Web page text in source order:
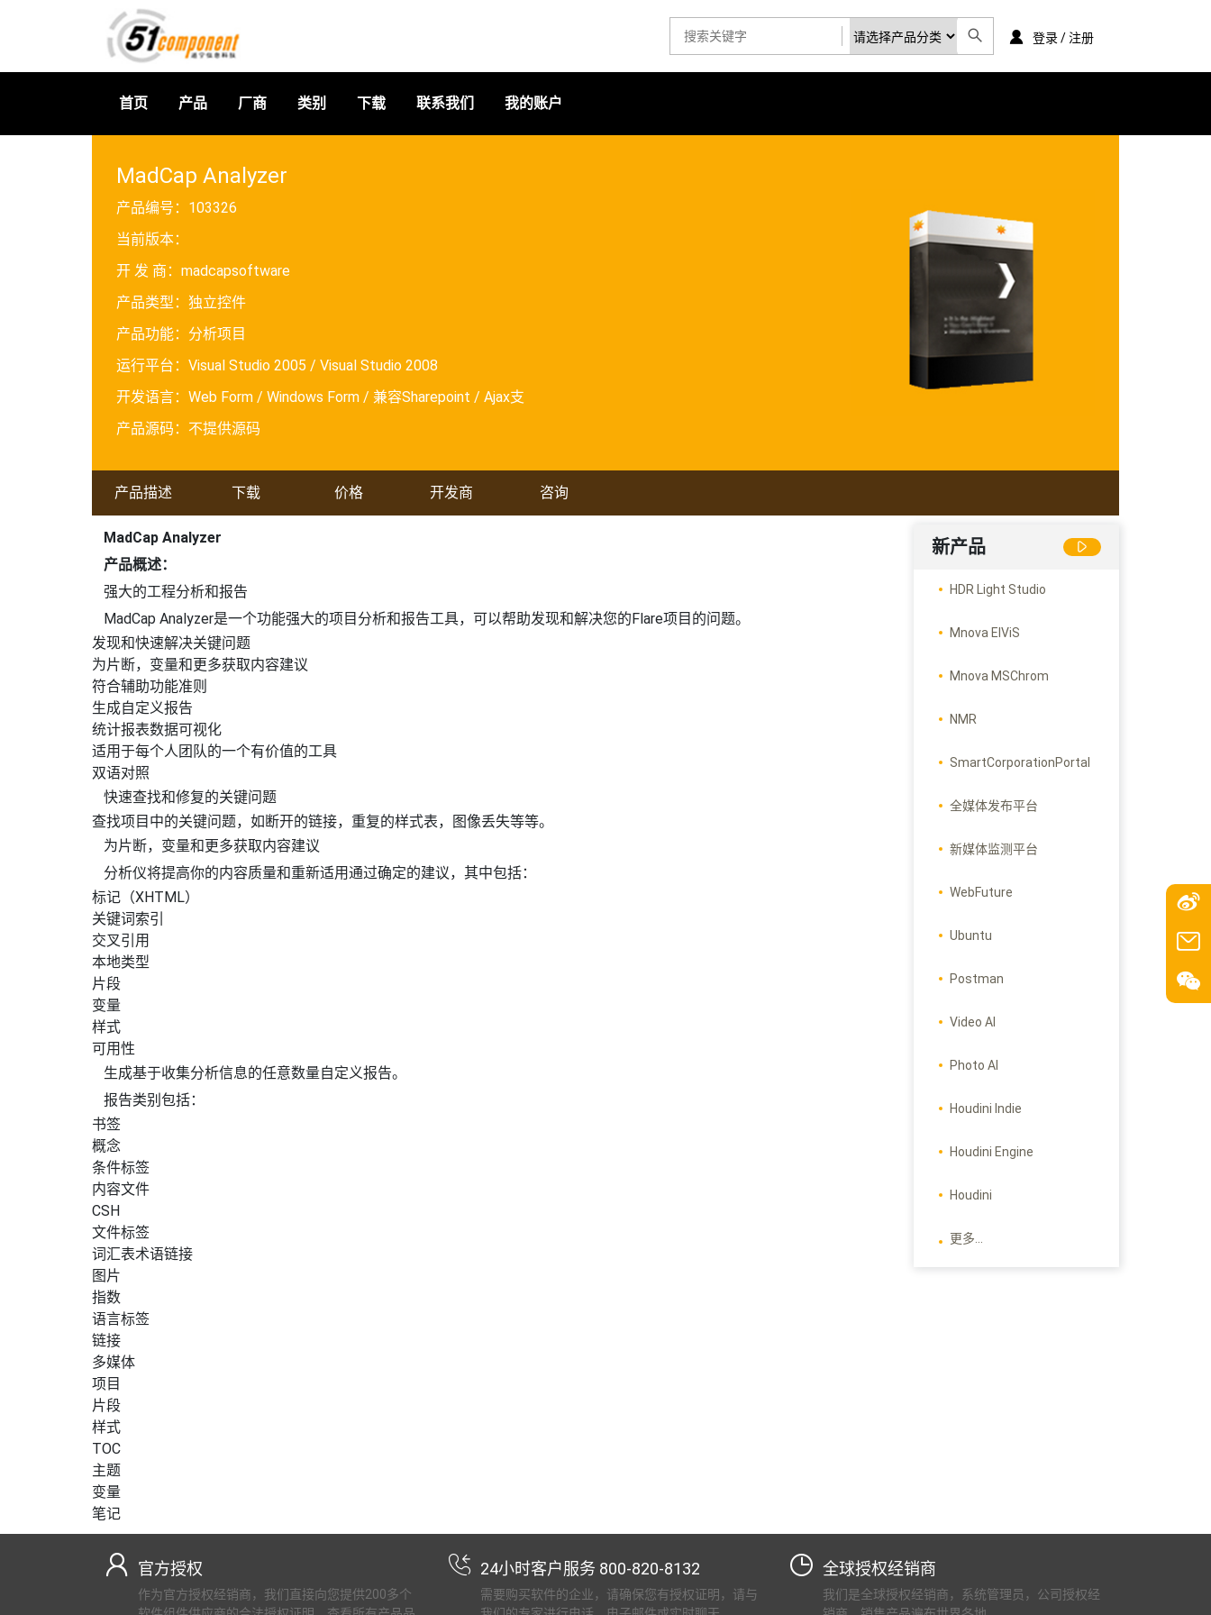
登录 / 注册
首页 产品 厂商 类别 下载 联系我们 我的账户
MadCap Analyzer
产品编号： 103326
当前版本：
开 发 商： madcapsoftware
产品类型： 独立控件
产品功能： 分析项目
运行平台： Visual Studio 2005 / Visual Studio 2008
开发语言： Web Form / Windows Form / 兼容Sharepoint / Ajax支
产品源码： 不提供源码
产品描述 下载 价格 开发商 咨询
MadCap Analyzer
产品概述：
强大的工程分析和报告
MadCap Analyzer是一个功能强大的项目分析和报告工具，可以帮助发现和解决您的Flare项目的问题。
发现和快速解决关键问题
为片断，变量和更多获取内容建议
符合辅助功能准则
生成自定义报告
统计报表数据可视化
适用于每个人团队的一个有价值的工具
双语对照
快速查找和修复的关键问题
查找项目中的关键问题，如断开的链接，重复的样式表，图像丢失等等。
为片断，变量和更多获取内容建议
分析仪将提高你的内容质量和重新适用通过确定的建议，其中包括：
标记（XHTML）
关键词索引
交叉引用
本地类型
片段
变量
样式
可用性
生成基于收集分析信息的任意数量自定义报告。
报告类别包括：
书签
概念
条件标签
内容文件
CSH
文件标签
词汇表术语链接
图片
指数
语言标签
链接
多媒体
项目
片段
样式
TOC
主题
变量
笔记
新产品
HDR Light Studio
Mnova ElViS
Mnova MSChrom
NMR
SmartCorporationPortal
全媒体发布平台
新媒体监测平台
WebFuture
Ubuntu
Postman
Video AI
Photo AI
Houdini Indie
Houdini Engine
Houdini
更多...
官方授权
作为官方授权经销商，我们直接向您提供200多个
24小时客户服务 800-820-8132
需要购买软件的企业，请确保您有授权证明，请与
全球授权经销商
我们是全球授权经销商，系统管理员，公司授权经